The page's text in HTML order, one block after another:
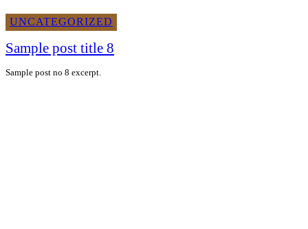
UNCATEGORIZED
Sample post title 8
Sample post no 8 excerpt.